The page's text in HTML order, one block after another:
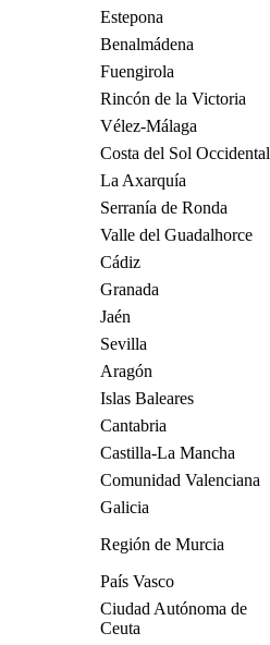
Estepona
Benalmádena
Fuengirola
Rincón de la Victoria
Vélez-Málaga
Costa del Sol Occidental
La Axarquía
Serranía de Ronda
Valle del Guadalhorce
Cádiz
Granada
Jaén
Sevilla
Aragón
Islas Baleares
Cantabria
Castilla-La Mancha
Comunidad Valenciana
Galicia
Región de Murcia
País Vasco
Ciudad Autónoma de
Ceuta